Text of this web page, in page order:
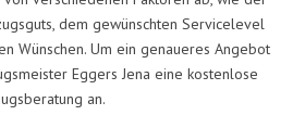
dem gewünschten Servicelevel
Wünschen. Um ein genaueres Angebot
Eggers Jena eine kostenlose
an.